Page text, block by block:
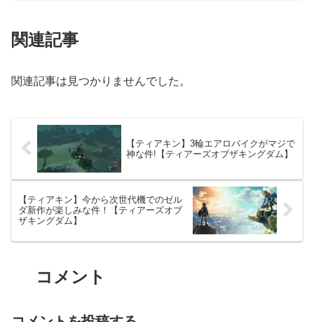
関連記事
関連記事は見つかりませんでした。
【ティアキン】3輪エアロバイクがマジで
神な件!【ティアーズオブザキングダム】
【ティアキン】今から次世代機でのゼル
ダ新作が楽しみな件！【ティアーズオブ
ザキングダム】
コメント